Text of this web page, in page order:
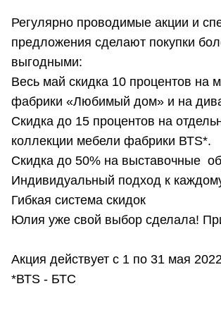
Регулярно проводимые акции и
предложения сделают покупки
выгодными:
Весь май скидка 10 процентов на
фабрики «Любимый дом» и на
Скидка до 15 процентов на
коллекции мебели фабрики ВТS*.
Скидка до 50% на выставочные
Индивидуальный подход к
Гибкая система скидок
Юлия уже свой выбор сделала!
Акция действует с 1 по 31 мая
*ВТS - БТС